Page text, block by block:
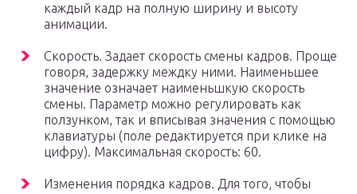
каждый кадр на полную ширину и высоту
анимации.
Скорость. Задает скорость смены кадров. Проще
говоря, задержку междку ними. Наименьшее
значение означает наименьшкую скорость
смены. Параметр можно регулировать как
ползунком, так и вписывая значения с помощью
клавиатуры (поле редактируется при клике на
цифру). Максимальная скорость: 60.
Изменения порядка кадров. Для того, чтобы